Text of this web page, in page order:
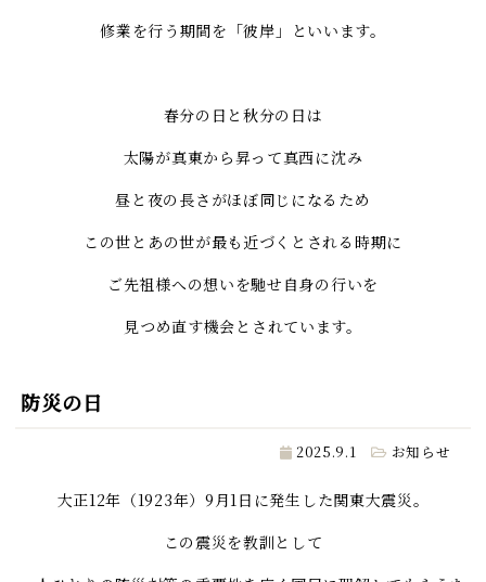
修業を行う期間を「彼岸」といいます。
春分の日と秋分の日は
太陽が真東から昇って真西に沈み
昼と夜の長さがほぼ同じになるため
この世とあの世が最も近づくとされる時期に
ご先祖様への想いを馳せ自身の行いを
見つめ直す機会とされています。
防災の日
2025.9.1 お知らせ
大正12年（1923年）9月1日に発生した関東大震災。
この震災を教訓として